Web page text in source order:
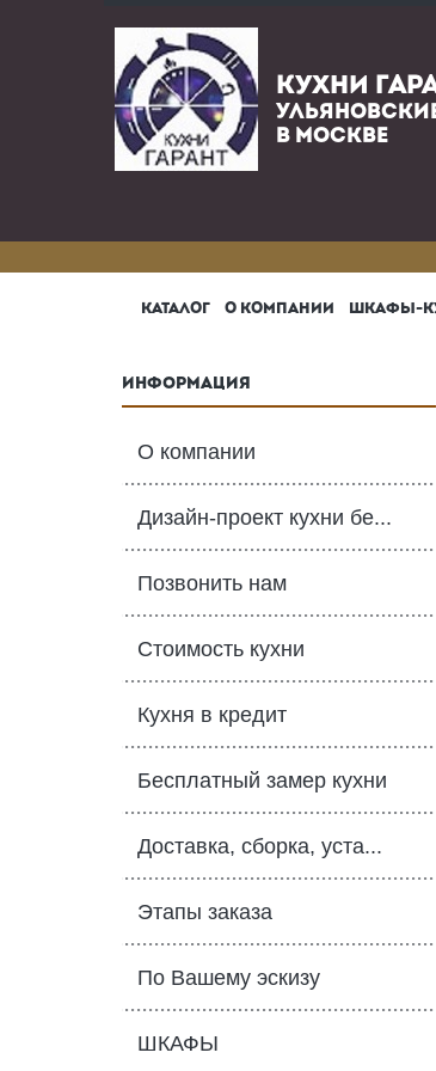
КУХНИ
В МОСКВЕ
КАТАЛОГ О КОМПАНИИ ШКАФЫ-
ИНФОРМАЦИЯ
О компании
Дизайн-проект кухни бе...
Позвонить нам
Стоимость кухни
Кухня в кредит
Бесплатный замер кухни
Доставка, сборка, уста...
Этапы заказа
По Вашему эскизу
ШКАФЫ